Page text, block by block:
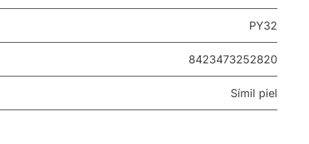
PY32
8423473252820
Símil piel